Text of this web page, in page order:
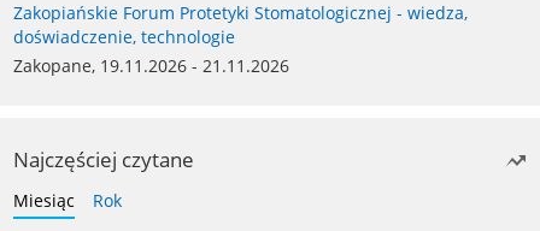
Zakopiańskie Forum Protetyki Stomatologicznej - wiedza,
doświadczenie, technologie
Zakopane, 19.11.2026 - 21.11.2026
Najczęściej czytane
Miesiąc
Rok